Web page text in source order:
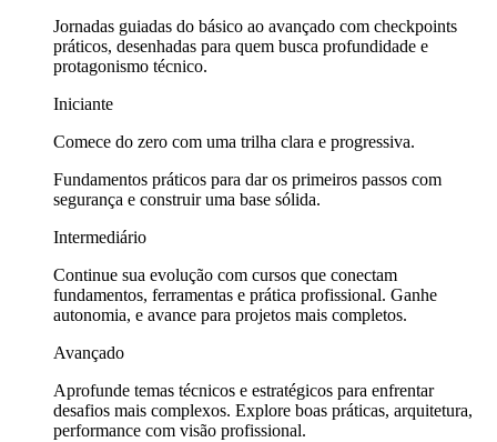
Jornadas guiadas do básico ao avançado com checkpoints
práticos, desenhadas para quem busca profundidade e
protagonismo técnico.
Iniciante
Comece do zero com uma trilha clara e progressiva.
Fundamentos práticos para dar os primeiros passos com
segurança e construir uma base sólida.
Intermediário
Continue sua evolução com cursos que conectam
fundamentos, ferramentas e prática profissional. Ganhe
autonomia, e avance para projetos mais completos.
Avançado
Aprofunde temas técnicos e estratégicos para enfrentar
desafios mais complexos. Explore boas práticas, arquitetura,
performance com visão profissional.